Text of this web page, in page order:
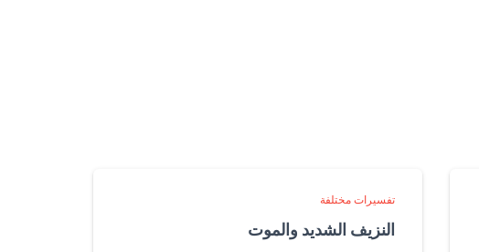
تفسيرات مختلفة
النزيف الشديد والموت